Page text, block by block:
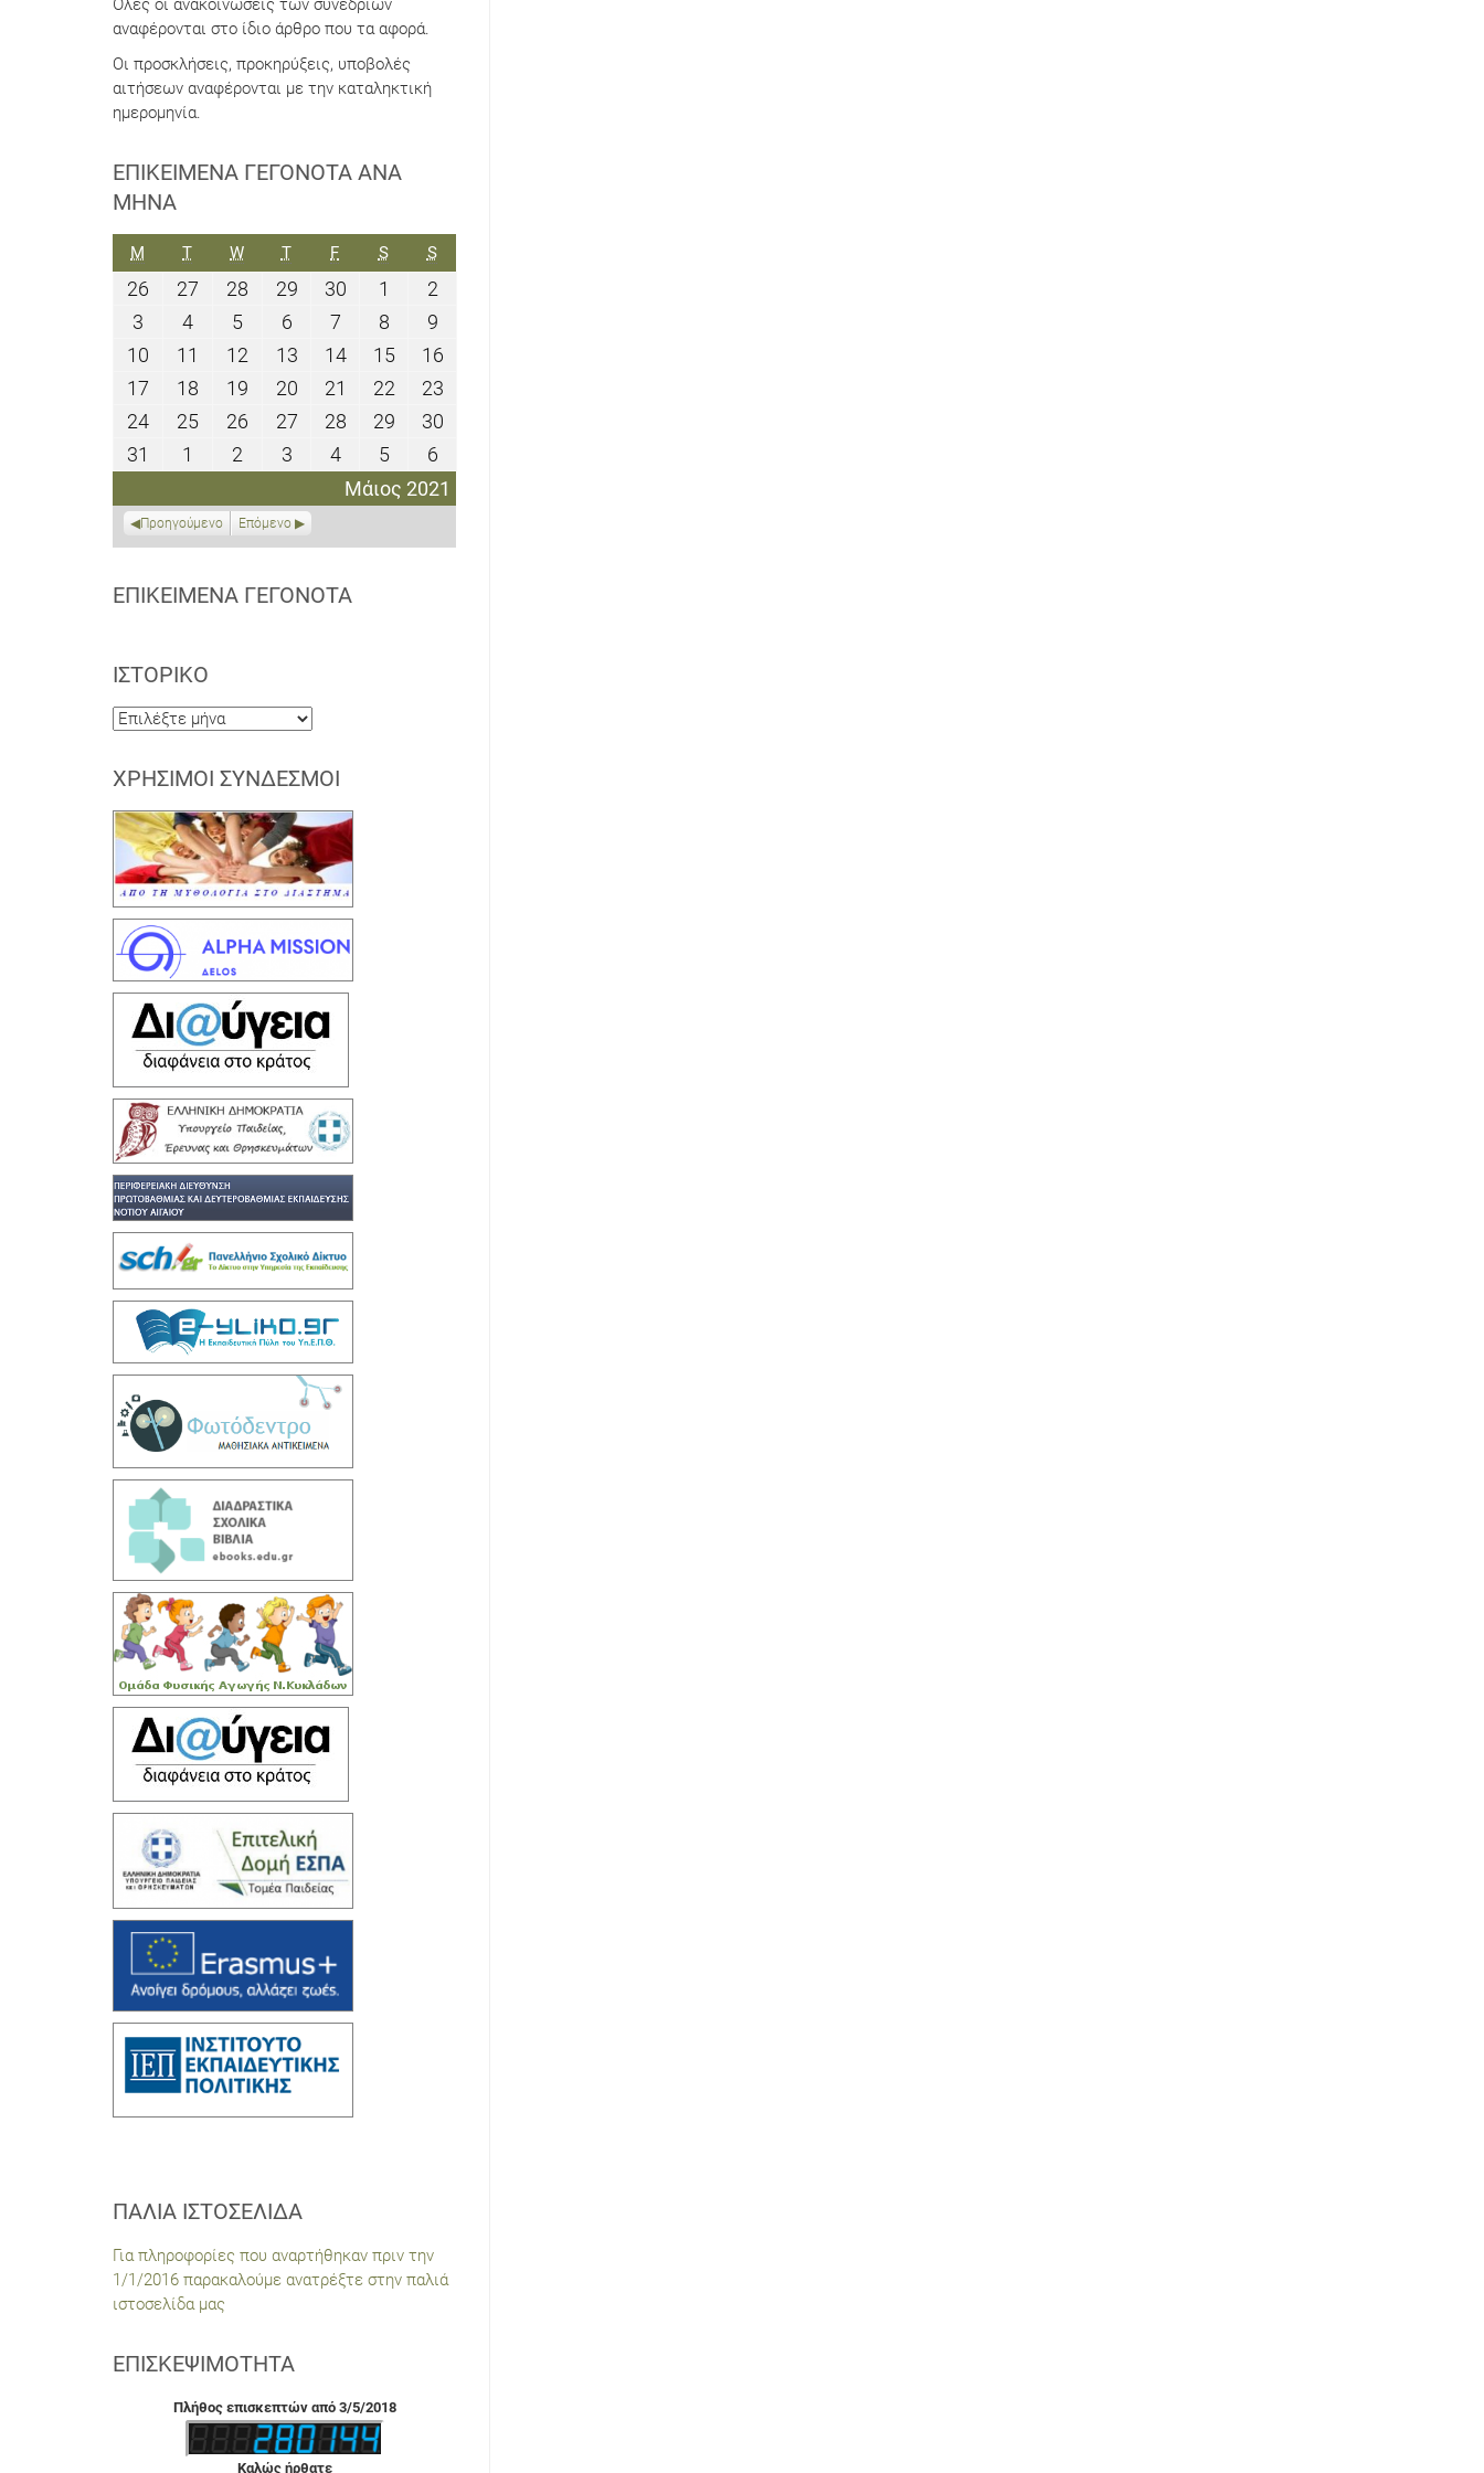
Όλες οι ανακοινώσεις των συνεδρίων
αναφέρονται στο ίδιο άρθρο που τα αφορά.
Οι προσκλήσεις, προκηρύξεις, υποβολές
αιτήσεων αναφέρονται με την καταληκτική
ημερομηνία.
ΕΠΙΚΕΊΜΕΝΑ ΓΕΓΟΝΌΤΑ ΑΝΆ
ΜΉΝΑ
Μάιος 2021
M ΔΕΥΤΈΡΑ
TΤΡΊΤΗWΤΕΤΆΡΤΗ
TΠΈΜΠΤΗ
FΠΑΡΑΣΚΕΥΉ
SΣΆΒΒΑΤΟ
SΚΥΡΙΑΚΉ
26
Απριλίου
2021
27
Απριλίου
2021
28
Απριλίου
2021
2929
Απριλίου
2021
3030
Απριλίου
2021
1
Μαΐου
2021
22
3
Μαΐου
2021
44
Μαΐου
2021
55
Μαΐου
2021
66
Μαΐου
2021
77
Μαΐου
2021
88
Μαΐου
2021
99
Μαΐου
2021
10
Μαΐου
2021
11
Μαΐου
2021
12
Μαΐου
2021
1313
Μαΐου
2021
1414
Μαΐου
2021
1515
Μαΐου
2021
1616
Μαΐου
2021
17
Μαΐου
2021
18
Μαΐου
2021
19
Μαΐου
2021
2020
Μαΐου
2021
21
Μαΐου
2021
2222
Μαΐου
2021
2323
2021
2424
Μαΐου
2021
2525
Μαΐου
2021
26
Μαΐου
2021
2727
Μαΐου
2021
2828
Μαΐου
2021
2929
Μαΐου
2021
3030
2021
31
Μαΐου
1
Ιουνίου
2
Ιουνίου
33
Ιουνίου
44
Ιουνίου
2021
55
Ιουνίου
2021
66
Ιουνίου
2021
Προηγούμενο Επόμενο
ΕΠΙΚΕΊΜΕΝΑ ΓΕΓΟΝΌΤΑ
ΙΣΤΟΡΙΚΌ
Ιστορικό
ΧΡΉΣΙΜΟΙ ΣΎΝΔΕΣΜΟΙ
ΠΑΛΙΆ ΙΣΤΟΣΕΛΊΔΑ
Για πληροφορίες που αναρτήθηκαν πριν την
1/1/2016 παρακαλούμε ανατρέξτε στην παλιά
ιστοσελίδα μας
ΕΠΙΣΚΕΨΙΜΌΤΗΤΑ
Πλήθος επισκεπτών από 3/5/2018
Καλώς ήρθατε